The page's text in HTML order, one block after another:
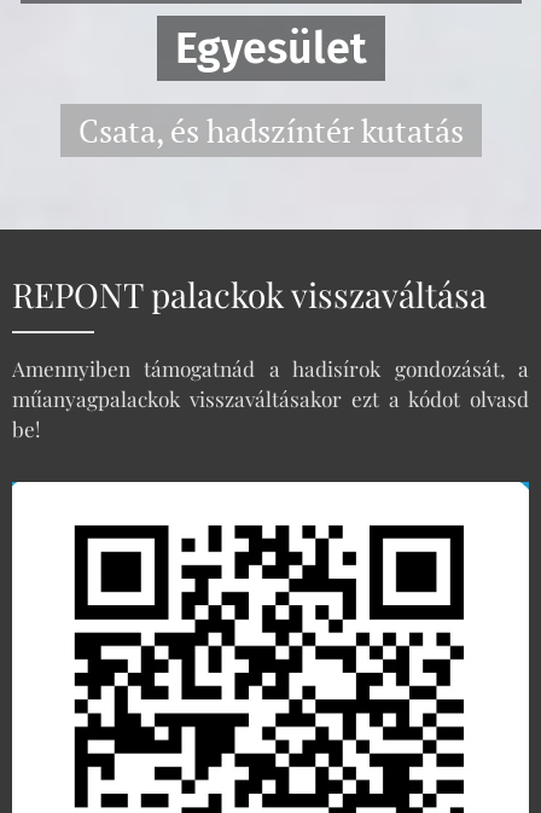
Egyesület
Csata, és hadszíntér kutatás
REPONT palackok visszaváltása
Amennyiben támogatnád a hadisírok gondozását, a
műanyagpalackok visszaváltásakor ezt a kódot olvasd
be!